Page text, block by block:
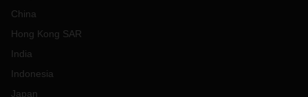
China
Hong Kong SAR
India
Indonesia
Japan